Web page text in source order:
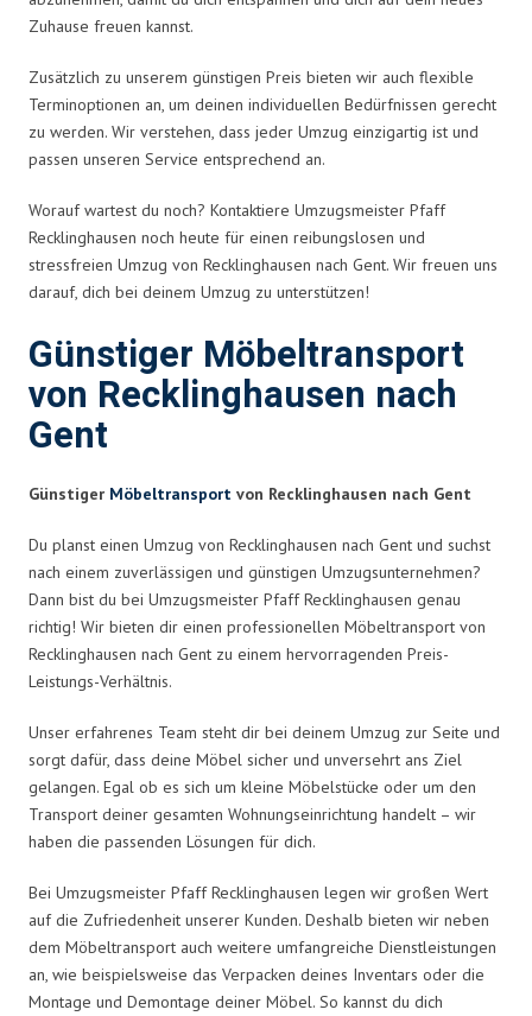
Zuhause freuen kannst.
Zusätzlich zu unserem günstigen Preis bieten wir auch flexible
Terminoptionen an, um deinen individuellen Bedürfnissen gerecht
zu werden. Wir verstehen, dass jeder Umzug einzigartig ist und
passen unseren Service entsprechend an.
Worauf wartest du noch? Kontaktiere Umzugsmeister Pfaff
Recklinghausen noch heute für einen reibungslosen und
stressfreien Umzug von Recklinghausen nach Gent. Wir freuen uns
darauf, dich bei deinem Umzug zu unterstützen!
Günstiger Möbeltransport
von Recklinghausen nach
Gent
Günstiger Möbeltransport von Recklinghausen nach Gent
Du planst einen Umzug von Recklinghausen nach Gent und suchst
nach einem zuverlässigen und günstigen Umzugsunternehmen?
Dann bist du bei Umzugsmeister Pfaff Recklinghausen genau
richtig! Wir bieten dir einen professionellen Möbeltransport von
Recklinghausen nach Gent zu einem hervorragenden Preis-
Leistungs-Verhältnis.
Unser erfahrenes Team steht dir bei deinem Umzug zur Seite und
sorgt dafür, dass deine Möbel sicher und unversehrt ans Ziel
gelangen. Egal ob es sich um kleine Möbelstücke oder um den
Transport deiner gesamten Wohnungseinrichtung handelt – wir
haben die passenden Lösungen für dich.
Bei Umzugsmeister Pfaff Recklinghausen legen wir großen Wert
auf die Zufriedenheit unserer Kunden. Deshalb bieten wir neben
dem Möbeltransport auch weitere umfangreiche Dienstleistungen
an, wie beispielsweise das Verpacken deines Inventars oder die
Montage und Demontage deiner Möbel. So kannst du dich